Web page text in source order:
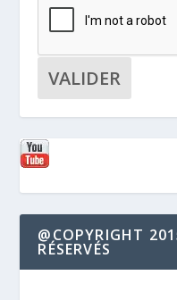
@COPYRIGHT
RÉSERVÉS